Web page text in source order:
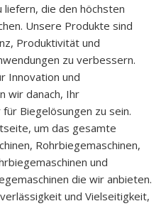
die den höchsten
Unsere Produkte sind
Produktivität und
zu verbessern.
Innovation und
wir danach, Ihr
Biegelösungen zu sein.
um das gesamte
Rohrbiegemaschinen,
und
die wir anbieten.
und Vielseitigkeit,